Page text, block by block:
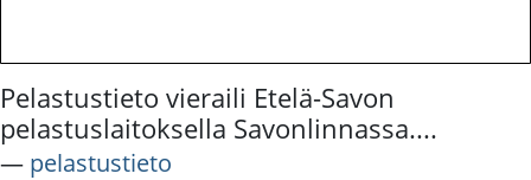
Pelastustieto vieraili Etelä-Savon
pelastuslaitoksella Savonlinnassa....
― pelastustieto